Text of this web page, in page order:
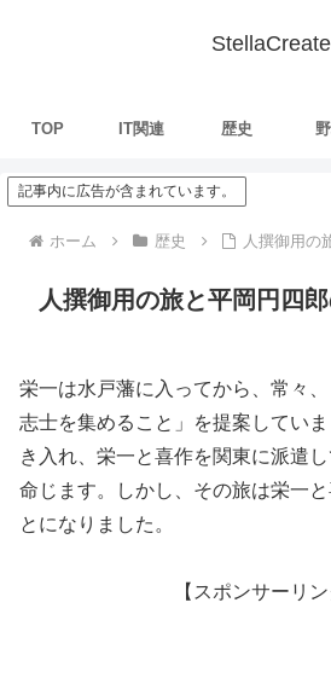
StellaCreate
TOP IT関連 歴史
記事内に広告が含まれています。
ホーム 歴史 人撰御用の
人撰御用の旅と平岡円四
栄一は水戸藩に入ってから、常々
志士を集めること」を提案してい
き入れ、栄一と喜作を関東に派遣
命じます。しかし、その旅は栄一
とになりました。
【スポンサーリン